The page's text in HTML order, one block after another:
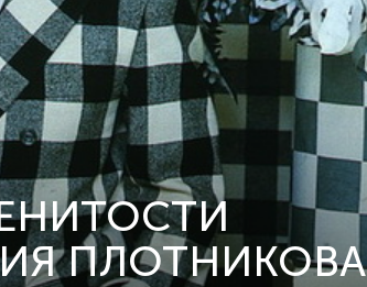
ПЛОТНИКОВА